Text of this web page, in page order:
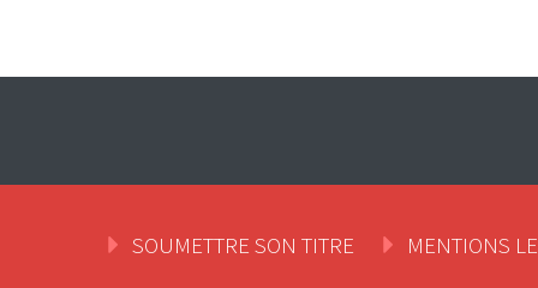
SOUMETTRE SON TITRE MENTIONS